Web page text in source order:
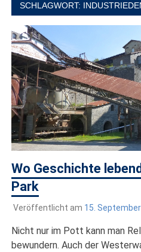
SCHLAGWORT:
Wo Geschichte
Park
Veröffentlicht am 15.
Nicht nur im Pott kann man
bewundern. Auch der